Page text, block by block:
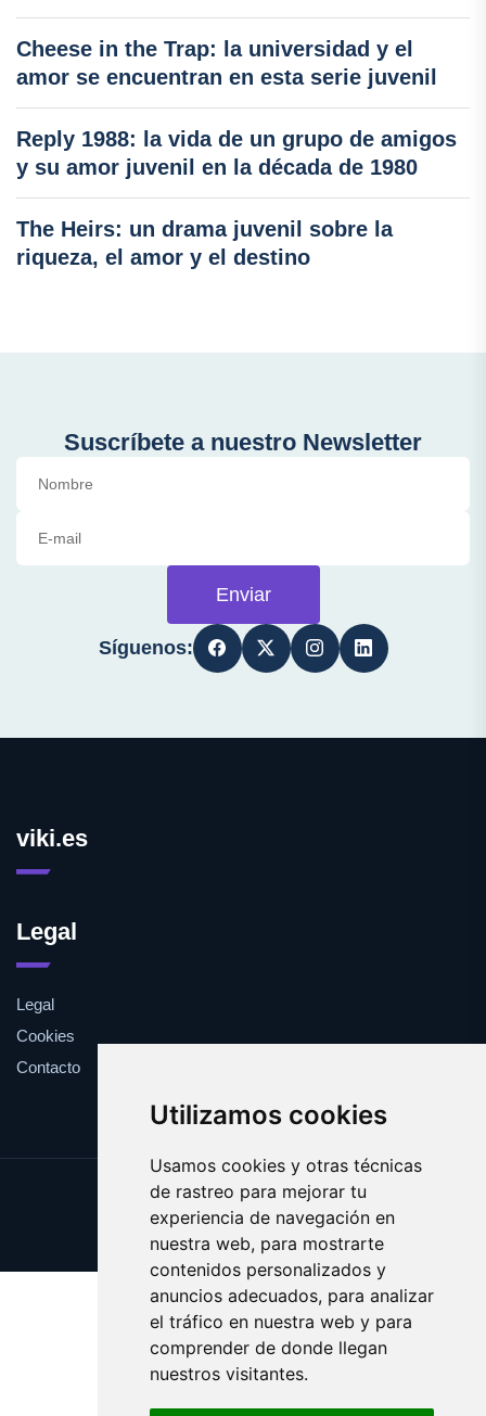
Utilizamos cookies
Usamos cookies y otras técnicas
de rastreo para mejorar tu
experiencia de navegación en
nuestra web, para mostrarte
contenidos personalizados y
anuncios adecuados, para analizar
el tráfico en nuestra web y para
comprender de donde llegan
nuestros visitantes.
Cheese in the Trap: la universidad y el
amor se encuentran en esta serie juvenil
Reply 1988: la vida de un grupo de amigos
y su amor juvenil en la década de 1980
The Heirs: un drama juvenil sobre la
riqueza, el amor y el destino
Suscríbete a nuestro Newsletter
Enviar
Síguenos:
viki.es
Legal
Legal
Cookies
Contacto
Update cookies preferences
Copyright © 2025 viki.es